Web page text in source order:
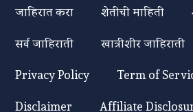
जाहिरात करा शेतीची माहिती
सर्व जाहिराती
खात्रीशीर जाहिराती
Privacy Policy
Term of
Disclaimer
Affiliate